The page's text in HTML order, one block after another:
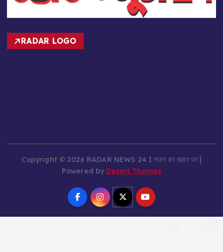
RADAR LOGO
Copyright © 2026 RADAR NEWS 24 I नज़र हर खबर पर |
Powered by Desert Themes